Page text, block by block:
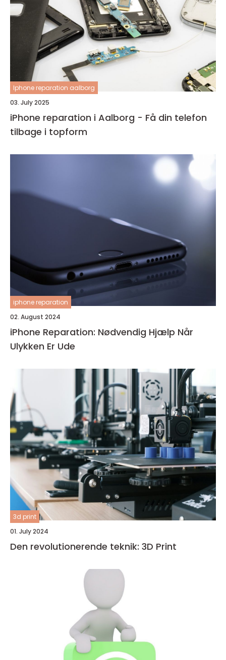
Iphone reparation aalborg
03. July 2025
iPhone reparation i Aalborg - Få din telefon
tilbage i topform
iphone reparation
02. August 2024
iPhone Reparation: Nødvendig Hjælp Når
Ulykken Er Ude
3d print
01. July 2024
Den revolutionerende teknik: 3D Print